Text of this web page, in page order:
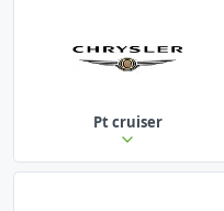
Pt cruiser